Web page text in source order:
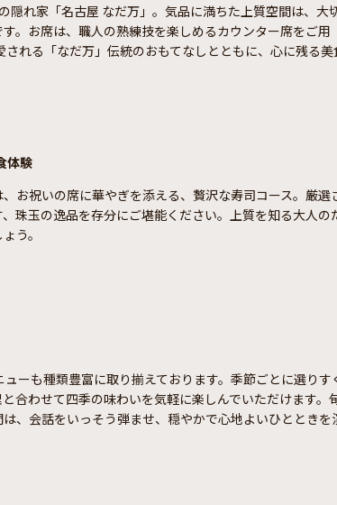
隠れ家「名古屋 なだ万」。気品に満ちた上質空間は、大
。お席は、職人の熟練技を楽しめるカウンター席をご用
れる「なだ万」伝統のおもてなしとともに、心に残る美
体験
お祝いの席に華やぎを添える、贅沢な寿司コース。厳選
珠玉の逸品を存分にご堪能ください。上質を知る大人の
う。
ューも種類豊富に取り揃えております。季節ごとに選りす
合わせて四季の味わいを気軽に楽しんでいただけます。
、会話をいっそう弾ませ、穏やかで心地よいひとときを